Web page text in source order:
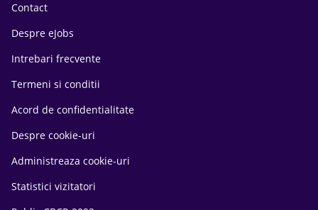
Contact
Despre eJobs
Intrebari frecvente
Termeni si conditii
Acord de confidentialitate
Despre cookie-uri
Administreaza cookie-uri
Statistici vizitatori